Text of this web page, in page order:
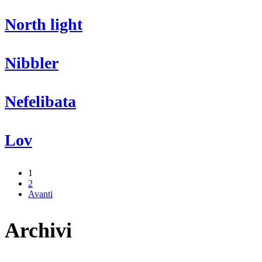
North
light
North light
Nibbler
Nibbler
Nefelibata
Nefelibata
Lov
Lov
1
2
Avanti
Archivi